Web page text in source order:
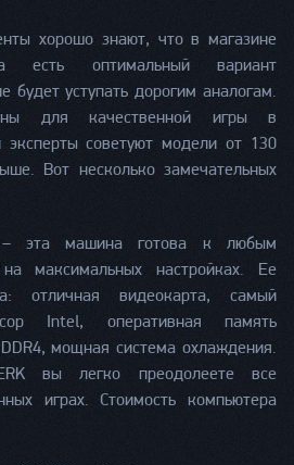
хорошо знают, что в магазине
есть оптимальный вариант
будет уступать дорогим аналогам.
для качественной игры в
советуют модели от 130
Вот несколько замечательных
– эта машина готова к любым
максимальных настройках. Ее
отличная видеокарта, самый
Intel, оперативная память
мощная система охлаждения.
вы легко преодолеете все
играх. Стоимость компьютера